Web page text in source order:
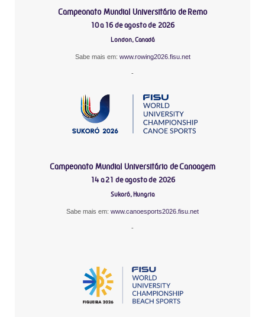
Campeonato Mundial Universitário de Remo
10 a 16 de agosto de 2026
London, Canadá
Sabe mais em: www.rowing2026.fisu.net
-
Campeonato Mundial Universitário de Canoagem
14 a 21 de agosto de 2026
Sukoró, Hungria
Sabe mais em: www.canoesports2026.fisu.net
-